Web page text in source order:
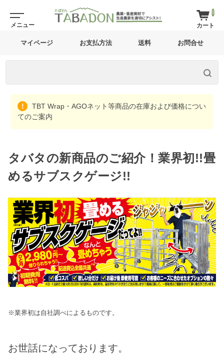
0
マイページ お支払方法 送料 お問合せ
TBT Wrap・AGOネット等商品の在庫および価格につい
てのご案内
タバタの新商品のご紹介！業界初!!畳
めるサブスクゲージ!!
※業界初は自社調べによるものです。
お世話になっております。